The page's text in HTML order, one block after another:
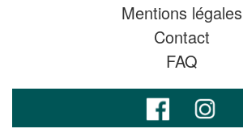
Mentions légales
Contact
FAQ